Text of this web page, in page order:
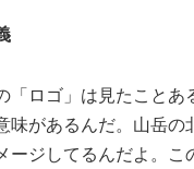
「ロゴ」は見たことあ
味があるんだ。山岳の
ージしてるんだよ。こ